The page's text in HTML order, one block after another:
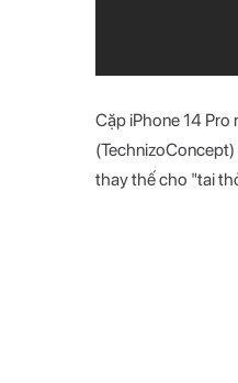
Cặp iPhone 14 Pro
(TechnizoConcept)
thay thế cho "tai